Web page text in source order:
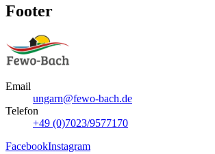
Footer
Email
ungarn@fewo-bach.de
Telefon
+49 (0)7023/9577170
FacebookInstagram